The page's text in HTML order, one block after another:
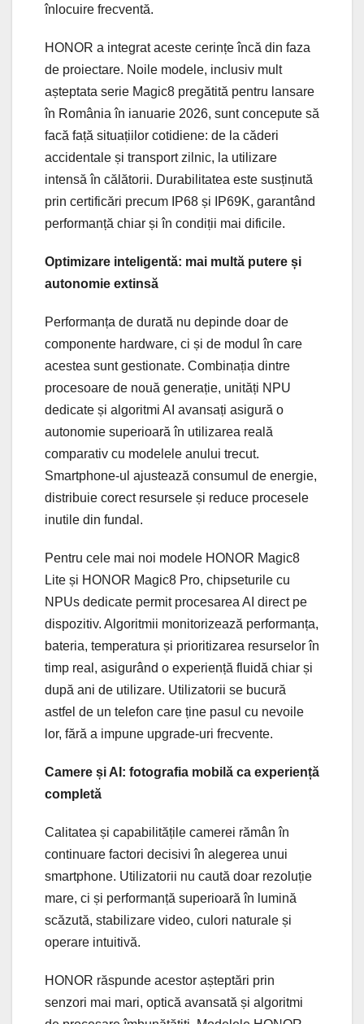
înlocuire frecventă.
HONOR a integrat aceste cerințe încă din faza
de proiectare. Noile modele, inclusiv mult
așteptata serie Magic8 pregătită pentru lansare
în România în ianuarie 2026, sunt concepute să
facă față situațiilor cotidiene: de la căderi
accidentale și transport zilnic, la utilizare
intensă în călătorii. Durabilitatea este susținută
prin certificări precum IP68 și IP69K, garantând
performanță chiar și în condiții mai dificile.
Optimizare inteligentă: mai multă putere și
autonomie extinsă
Performanța de durată nu depinde doar de
componente hardware, ci și de modul în care
acestea sunt gestionate. Combinația dintre
procesoare de nouă generație, unități NPU
dedicate și algoritmi AI avansați asigură o
autonomie superioară în utilizarea reală
comparativ cu modelele anului trecut.
Smartphone-ul ajustează consumul de energie,
distribuie corect resursele și reduce procesele
inutile din fundal.
Pentru cele mai noi modele HONOR Magic8
Lite și HONOR Magic8 Pro, chipseturile cu
NPUs dedicate permit procesarea AI direct pe
dispozitiv. Algoritmii monitorizează performanța,
bateria, temperatura și prioritizarea resurselor în
timp real, asigurând o experiență fluidă chiar și
după ani de utilizare. Utilizatorii se bucură
astfel de un telefon care ține pasul cu nevoile
lor, fără a impune upgrade-uri frecvente.
Camere și AI: fotografia mobilă ca experiență
completă
Calitatea și capabilitățile camerei rămân în
continuare factori decisivi în alegerea unui
smartphone. Utilizatorii nu caută doar rezoluție
mare, ci și performanță superioară în lumină
scăzută, stabilizare video, culori naturale și
operare intuitivă.
HONOR răspunde acestor așteptări prin
senzori mai mari, optică avansată și algoritmi